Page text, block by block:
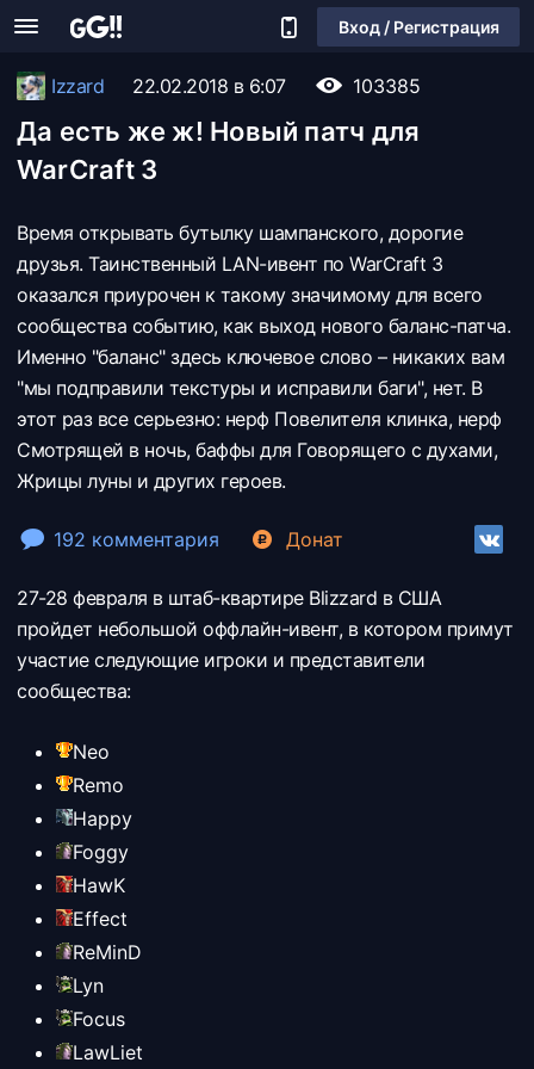
Вход / Регистрация
Izzard 22.02.2018 в 6:07 103385
Да есть же ж! Новый патч для
WarCraft 3
Время открывать бутылку шампанского, дорогие
друзья. Таинственный LAN-ивент по WarCraft 3
оказался приурочен к такому значимому для всего
сообщества событию, как выход нового баланс-патча.
Именно "баланс" здесь ключевое слово – никаких вам
"мы подправили текстуры и исправили баги", нет. В
этот раз все серьезно: нерф Повелителя клинка, нерф
Смотрящей в ночь, баффы для Говорящего с духами,
Жрицы луны и других героев.
192 комментария Донат
27-28 февраля в штаб-квартире Blizzard в США
пройдет небольшой оффлайн-ивент, в котором примут
участие следующие игроки и представители
сообщества:
Neo
Remo
Happy
Foggy
HawK
Effect
ReMinD
Lyn
Focus
LawLiet